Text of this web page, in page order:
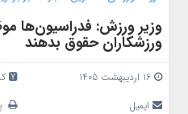
وزیر ورزش: فدراسیون‌ها
ورزشکاران حقوق بدهند
16 اردیبهشت 1405
ایمیل